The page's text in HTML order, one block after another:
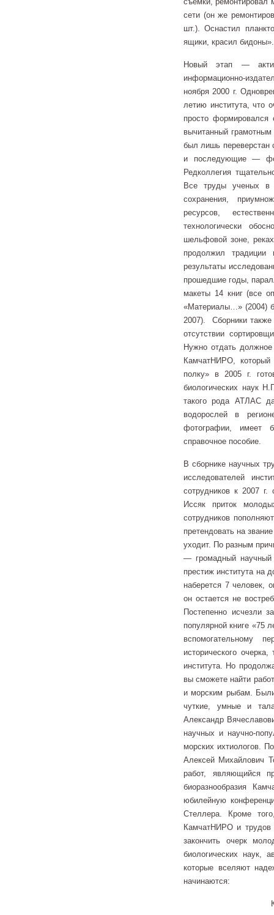
сети (он же
шт.). Оснастил
ящики, красил бидоны».
Новый этап —
информационно-
ноября 2000 г.
летию института, что
просто формировался
вычитанный
был лишь переверстан
и последующие —
Редколлегия
Все труды ученых в
сохранения,
ресурсов,
технологически
шельфовой зоне,
продолжил традиции
результаты
прошедшие годы,
макеты 14 книг (все
«Материалы…» (2004)
2007). Сборники также
отсутствии
Нужно отдать
КамчатНИРО, который
полку» в 2005 г.
биологических наук
такого рода АТЛАС
водорослей в
фотографии, имеет
справочное пособие.
В сборнике научных
исследователей
сотрудников к 2007
Иссяк приток
сотрудников
претендовать на
уходит. По разным
— громадный научный
престиж института на
наберется 7 человек,
он остается не
Постепенно исчезли
популярной книге «75
вспомогательному
исторического
института. Но
вы сможете найти
и морским рыбам.
чуткие, умные и
Александр
научных и научно-
морских ихтиологов.
Алексей Михайлович
работ, являющийся
биоразнообразия
юбилейную
Стеллера. Кроме
КамчатНИРО и трудов
закончить очерк
биологических наук,
которые вселяют